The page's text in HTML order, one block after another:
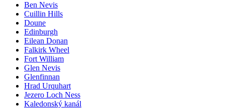
Ben Nevis
Cuillin Hills
Doune
Edinburgh
Eilean Donan
Falkirk Wheel
Fort William
Glen Nevis
Glenfinnan
Hrad Urquhart
Jezero Loch Ness
Kaledonský kanál